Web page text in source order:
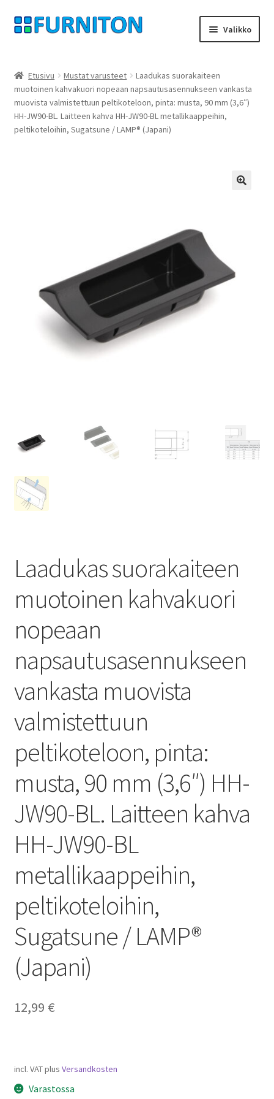
Siirry
navigointiin
Siirry
sisältöön
Valikko
Kumppanimme
yksityisyyttä
Laivaliikenne
Etusivu Mustat varusteet
Laadukas suorakaiteen
muotoinen kahvakuori nopeaan napsautusasennukseen vankasta
muovista valmistettuun peltikoteloon, pinta: musta, 90 mm (3,6″)
HH-JW90-BL. Laitteen kahva HH-JW90-BL metallikaappeihin,
peltikoteloihin, Sugatsune / LAMP® (Japani)
Laadukas suorakaiteen
muotoinen kahvakuori
nopeaan
napsautusasennukseen
vankasta muovista
valmistettuun
peltikoteloon, pinta:
musta, 90 mm (3,6″) HH-
JW90-BL. Laitteen kahva
HH-JW90-BL
metallikaappeihin,
peltikoteloihin,
Sugatsune / LAMP®
(Japani)
12,99 €
incl. VATplus Versandkosten
Varastossa